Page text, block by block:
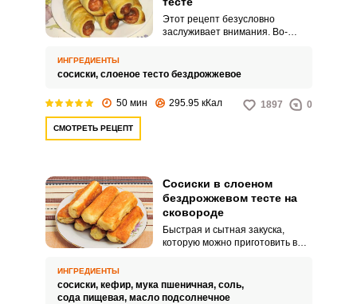
Этот рецепт безусловно
заслуживает внимания. Во-
ИНГРЕДИЕНТЫ
сосиски, слоеное тесто бездрожжевое
50 мин 295.95 кКал 1897 0
СМОТРЕТЬ РЕЦЕПТ
Сосиски в слоеном
бездрожжевом тесте на
сковороде
Быстрая и сытная закуска,
которую можно приготовить в
а тесто замешивается без
дрожжей.
ИНГРЕДИЕНТЫ
сосиски, кефир, мука пшеничная, соль,
сода пищевая, масло подсолнечное